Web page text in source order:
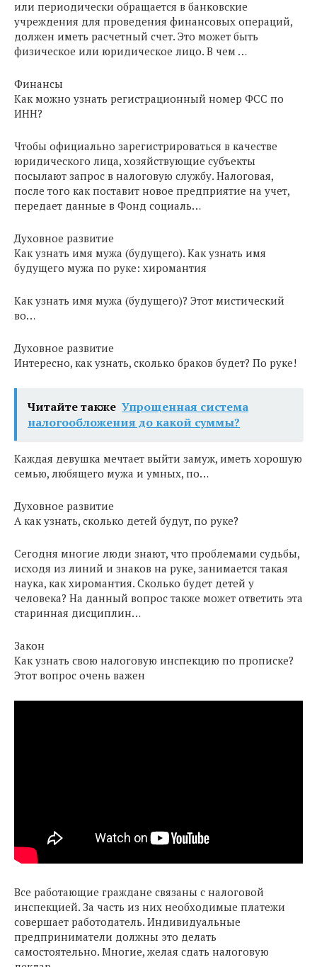
или периодически обращается в банковские
учреждения для проведения финансовых операций,
должен иметь расчетный счет. Это может быть
физическое или юридическое лицо. В чем …
Финансы
Как можно узнать регистрационный номер ФСС по
ИНН?
Чтобы официально зарегистрироваться в качестве
юридического лица, хозяйствующие субъекты
посылают запрос в налоговую службу. Налоговая,
после того как поставит новое предприятие на учет,
передает данные в Фонд социаль…
Духовное развитие
Как узнать имя мужа (будущего). Как узнать имя
будущего мужа по руке: хиромантия
Как узнать имя мужа (будущего)? Этот мистический
во…
Духовное развитие
Интересно, как узнать, сколько браков будет? По руке!
Читайте также Упрощенная система
налогообложения до какой суммы?
Каждая девушка мечтает выйти замуж, иметь хорошую
семью, любящего мужа и умных, по…
Духовное развитие
А как узнать, сколько детей будут, по руке?
Сегодня многие люди знают, что проблемами судьбы,
исходя из линий и знаков на руке, занимается такая
наука, как хиромантия. Сколько будет детей у
человека? На данный вопрос также может ответить эта
старинная дисциплин…
Закон
Как узнать свою налоговую инспекцию по прописке?
Этот вопрос очень важен
Все работающие граждане связаны с налоговой
инспекцией. За часть из них необходимые платежи
совершает работодатель. Индивидуальные
предприниматели должны это делать
самостоятельно. Многие, желая сдать налоговую